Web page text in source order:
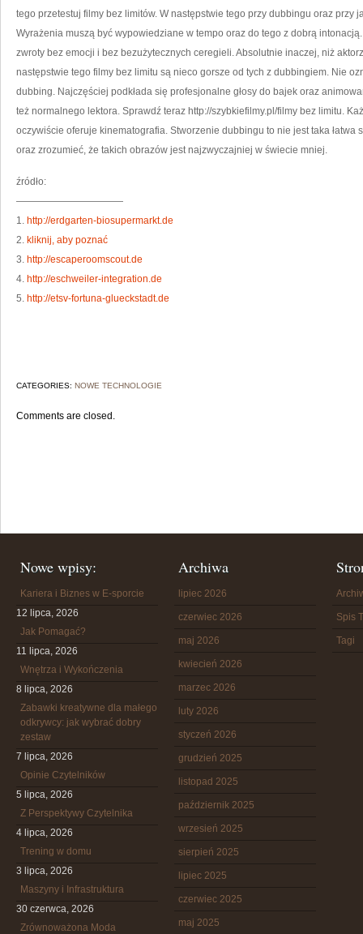
tego przetestuj filmy bez limitów. W następstwie tego przy dubbingu oraz przy
Wyrażenia muszą być wypowiedziane w tempo oraz do tego z dobrą
zwroty bez emocji i bez bezużytecznych ceregieli. Absolutnie inaczej, niż
następstwie tego filmy bez limitu są nieco gorsze od tych z dubbingiem. Nie
dubbing. Najczęściej podkłada się profesjonalne głosy do bajek oraz
też normalnego lektora. Sprawdź teraz http://szybkiefilmy.pl/filmy bez limitu.
oczywiście oferuje kinematografia. Stworzenie dubbingu to nie jest taka łatwa
oraz zrozumieć, że takich obrazów jest najzwyczajniej w świecie mniej.
źródło:
———————————
1. http://erdgarten-biosupermarkt.de
2. kliknij, aby poznać
3. http://escaperoomscout.de
4. http://eschweiler-integration.de
5. http://etsv-fortuna-glueckstadt.de
CATEGORIES: NOWE TECHNOLOGIE
Comments are closed.
Nowe wpisy:
Kariera i Biznes w E-sporcie
12 lipca, 2026
Jak Pomagać?
11 lipca, 2026
Wnętrza i Wykończenia
8 lipca, 2026
Zabawki kreatywne dla małego
odkrywcy: jak wybrać dobry
zestaw
7 lipca, 2026
Opinie Czytelników
5 lipca, 2026
Z Perspektywy Czytelnika
4 lipca, 2026
Trening w domu
3 lipca, 2026
Maszyny i Infrastruktura
30 czerwca, 2026
Zrównoważona Moda
Archiwa
lipiec 2026
czerwiec 2026
maj 2026
kwiecień 2026
marzec 2026
luty 2026
styczeń 2026
grudzień 2025
listopad 2025
październik 2025
wrzesień 2025
sierpień 2025
lipiec 2025
czerwiec 2025
maj 2025
Spis
Tagi